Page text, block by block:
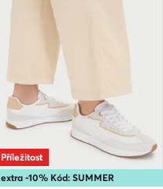
extra -10% Kód: SUMMER
Příležitost